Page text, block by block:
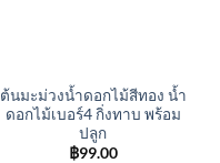
ต้นมะม่วงน้ำดอกไม้สีทอง น้ำ
ดอกไม้เบอร์4 กิ่งทาบ พร้อม
ปลูก
฿99.00